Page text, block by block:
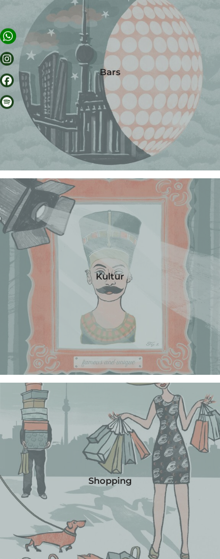
ANGEBOTE
KULISSE
RUND UM GORKI
BERLIN
CORA APARTMENTS
Bars
Kultur
Shopping